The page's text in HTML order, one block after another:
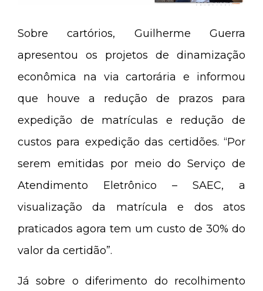
Sobre cartórios, Guilherme Guerra
apresentou os projetos de dinamização
econômica na via cartorária e informou
que houve a redução de prazos para
expedição de matrículas e redução de
custos para expedição das certidões. “Por
serem emitidas por meio do Serviço de
Atendimento Eletrônico – SAEC, a
visualização da matrícula e dos atos
praticados agora tem um custo de 30% do
valor da certidão”.
Já sobre o diferimento do recolhimento